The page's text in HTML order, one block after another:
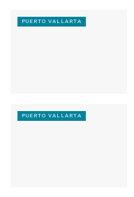
PUERTO VALLARTA
PUERTO VALLARTA